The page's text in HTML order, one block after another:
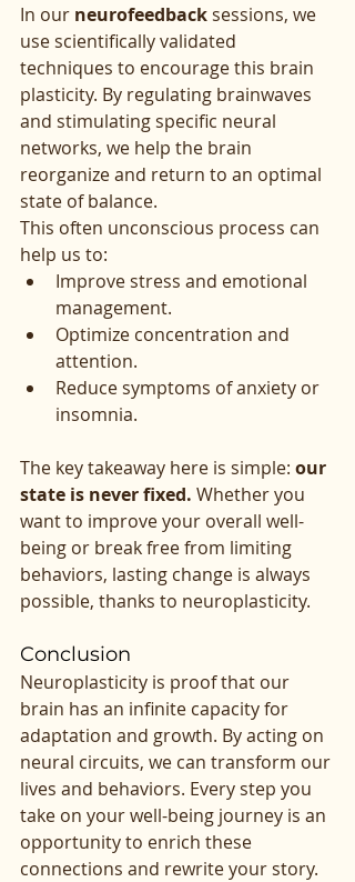
In our neurofeedback sessions, we
use scientifically validated
techniques to encourage this brain
plasticity. By regulating brainwaves
and stimulating specific neural
networks, we help the brain
reorganize and return to an optimal
state of balance.
This often unconscious process can
help us to:
Improve stress and emotional
management.
Optimize concentration and
attention.
Reduce symptoms of anxiety or
insomnia.
The key takeaway here is simple: our
state is never fixed. Whether you
want to improve your overall well-
being or break free from limiting
behaviors, lasting change is always
possible, thanks to neuroplasticity.
Conclusion
Neuroplasticity is proof that our
brain has an infinite capacity for
adaptation and growth. By acting on
neural circuits, we can transform our
lives and behaviors. Every step you
take on your well-being journey is an
opportunity to enrich these
connections and rewrite your story.